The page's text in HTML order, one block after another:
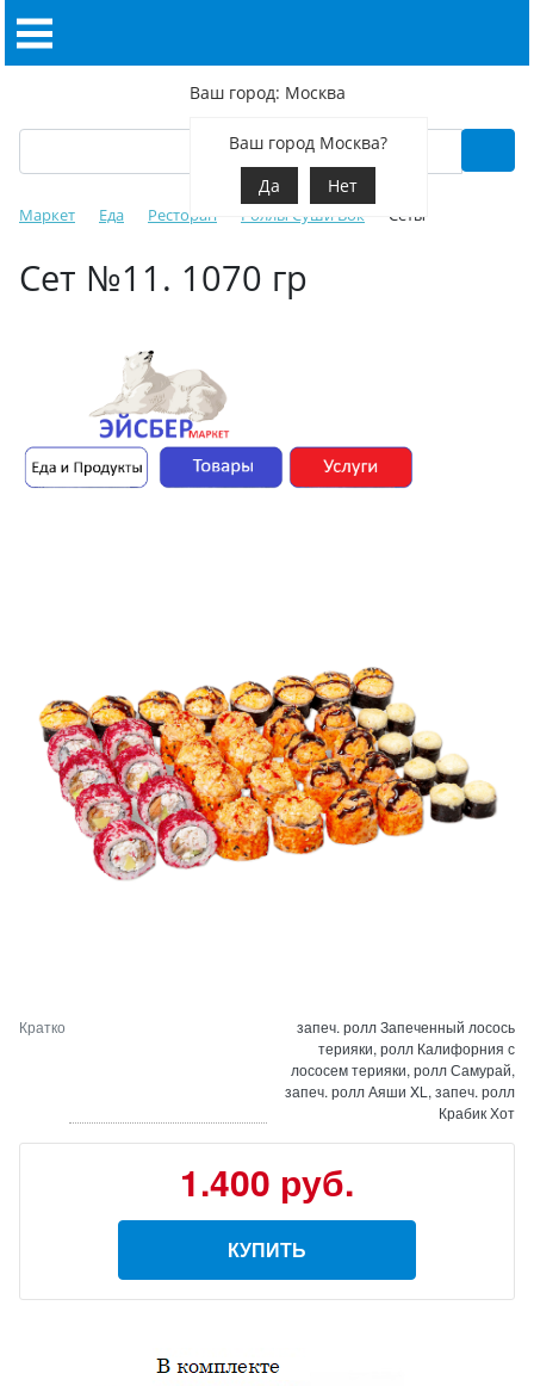
Ваш город: Москва
Ваш город Москва?
Да
Нет
Маркет Еда Ресторан Роллы Суши Вок Сеты
Сет №11. 1070 гр
Кратко
запеч. ролл Запеченный лосось
терияки, ролл Калифорния с
лососем терияки, ролл Самурай,
запеч. ролл Аяши XL, запеч. ролл
Крабик Хот
1.400 руб.
КУПИТЬ